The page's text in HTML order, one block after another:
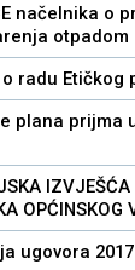
načelnika o
otpadom
radu Etičkog
plana prijma
IZVJEŠĆA
OPĆINSKOG
ugovora